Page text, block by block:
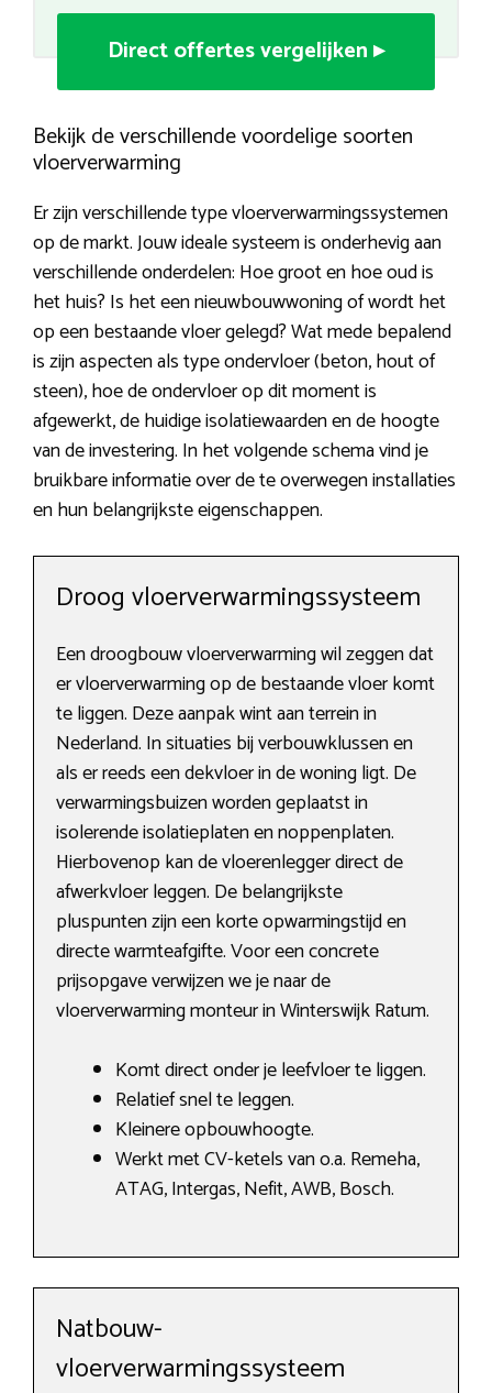
Direct offertes vergelijken ▸
Bekijk de verschillende voordelige soorten
vloerverwarming
Er zijn verschillende type vloerverwarmingssystemen
op de markt. Jouw ideale systeem is onderhevig aan
verschillende onderdelen: Hoe groot en hoe oud is
het huis? Is het een nieuwbouwwoning of wordt het
op een bestaande vloer gelegd? Wat mede bepalend
is zijn aspecten als type ondervloer (beton, hout of
steen), hoe de ondervloer op dit moment is
afgewerkt, de huidige isolatiewaarden en de hoogte
van de investering. In het volgende schema vind je
bruikbare informatie over de te overwegen installaties
en hun belangrijkste eigenschappen.
Droog vloerverwarmingssysteem
Een droogbouw vloerverwarming wil zeggen dat
er vloerverwarming op de bestaande vloer komt
te liggen. Deze aanpak wint aan terrein in
Nederland. In situaties bij verbouwklussen en
als er reeds een dekvloer in de woning ligt. De
verwarmingsbuizen worden geplaatst in
isolerende isolatieplaten en noppenplaten.
Hierbovenop kan de vloerenlegger direct de
afwerkvloer leggen. De belangrijkste
pluspunten zijn een korte opwarmingstijd en
directe warmteafgifte. Voor een concrete
prijsopgave verwijzen we je naar de
vloerverwarming monteur in Winterswijk Ratum.
Komt direct onder je leefvloer te liggen.
Relatief snel te leggen.
Kleinere opbouwhoogte.
Werkt met CV-ketels van o.a. Remeha,
ATAG, Intergas, Nefit, AWB, Bosch.
Natbouw-
vloerverwarmingssysteem